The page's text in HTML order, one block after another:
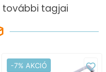
további tagjai
-7% AKCIÓ